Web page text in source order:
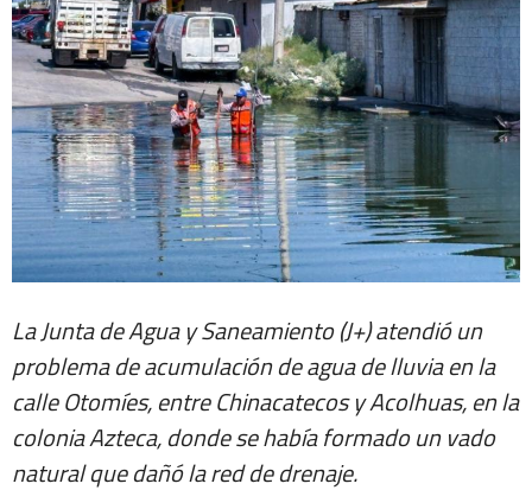
La Junta de Agua y Saneamiento (J+) atendió un
problema de acumulación de agua de lluvia en la
calle Otomíes, entre Chinacatecos y Acolhuas, en la
colonia Azteca, donde se había formado un vado
natural que dañó la red de drenaje.